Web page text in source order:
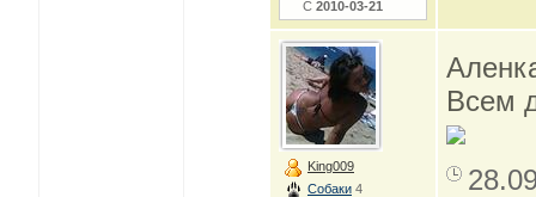
С 2010-03-21
King009
Собаки 4
Всем